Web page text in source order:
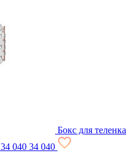
Бокс для теленка
34 040 34 040